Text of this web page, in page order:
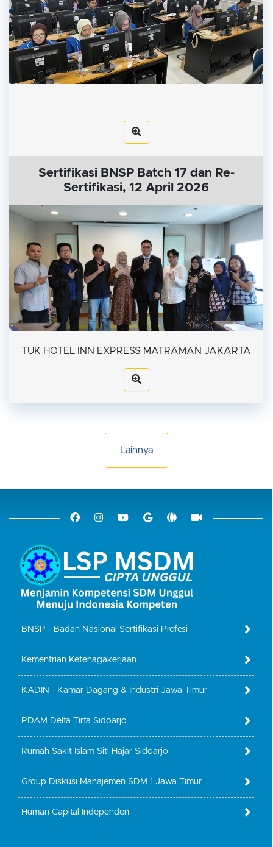
Sertifikasi BNSP Batch 17 dan Re-
Sertifikasi, 12 April 2026
TUK HOTEL INN EXPRESS MATRAMAN JAKARTA
Lainnya
BNSP - Badan Nasional Sertifikasi Profesi
Kementrian Ketenagakerjaan
KADIN - Kamar Dagang & Industri Jawa Timur
PDAM Delta Tirta Sidoarjo
Rumah Sakit Islam Siti Hajar Sidoarjo
Group Diskusi Manajemen SDM 1 Jawa Timur
Human Capital Independen